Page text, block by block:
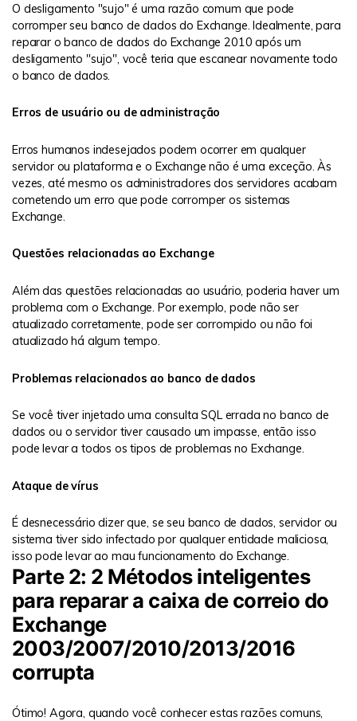
O desligamento "sujo" é uma razão comum que pode
corromper seu banco de dados do Exchange. Idealmente, para
reparar o banco de dados do Exchange 2010 após um
desligamento "sujo", você teria que escanear novamente todo
o banco de dados.
Erros de usuário ou de administração
Erros humanos indesejados podem ocorrer em qualquer
servidor ou plataforma e o Exchange não é uma exceção. Às
vezes, até mesmo os administradores dos servidores acabam
cometendo um erro que pode corromper os sistemas
Exchange.
Questões relacionadas ao Exchange
Além das questões relacionadas ao usuário, poderia haver um
problema com o Exchange. Por exemplo, pode não ser
atualizado corretamente, pode ser corrompido ou não foi
atualizado há algum tempo.
Problemas relacionados ao banco de dados
Se você tiver injetado uma consulta SQL errada no banco de
dados ou o servidor tiver causado um impasse, então isso
pode levar a todos os tipos de problemas no Exchange.
Ataque de vírus
É desnecessário dizer que, se seu banco de dados, servidor ou
sistema tiver sido infectado por qualquer entidade maliciosa,
isso pode levar ao mau funcionamento do Exchange.
Parte 2: 2 Métodos inteligentes
para reparar a caixa de correio do
Exchange
2003/2007/2010/2013/2016
corrupta
Ótimo! Agora, quando você conhecer estas razões comuns,